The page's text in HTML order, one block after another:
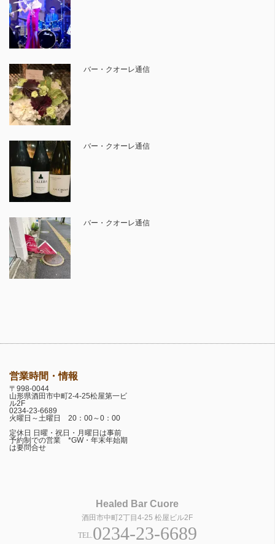
バー・クオーレ通信
バー・クオーレ通信
バー・クオーレ通信
営業時間・情報
〒998-0044
山形県酒田市中町2-4-25松屋第一ビ
ル2F
0234-23-6689
火曜日～土曜日 20：00～0：00
定休日 日曜・祝日・月曜日は事前
予約制での営業 *GW・年末年始期
は要問合せ
Healed Bar Cuore
酒田市中町2丁目4-25 松屋ビル2F
TEL.0234-23-6689